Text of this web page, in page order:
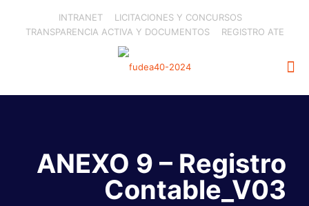
INTRANET
LICITACIONES Y CONCURSOS
TRANSPARENCIA ACTIVA Y DOCUMENTOS
REGISTRO ATE
ANEXO 9 – Registro
Contable_V03